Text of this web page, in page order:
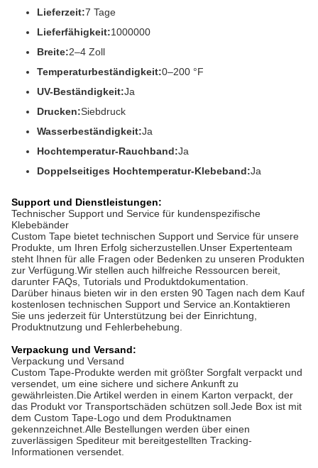
Lieferzeit:7 Tage
Lieferfähigkeit:1000000
Breite:2–4 Zoll
Temperaturbeständigkeit:0–200 °F
UV-Beständigkeit:Ja
Drucken:Siebdruck
Wasserbeständigkeit:Ja
Hochtemperatur-Rauchband:Ja
Doppelseitiges Hochtemperatur-Klebeband:Ja
Support und Dienstleistungen:
Technischer Support und Service für kundenspezifische
Klebebänder
Custom Tape bietet technischen Support und Service für unsere
Produkte, um Ihren Erfolg sicherzustellen.Unser Expertenteam
steht Ihnen für alle Fragen oder Bedenken zu unseren Produkten
zur Verfügung.Wir stellen auch hilfreiche Ressourcen bereit,
darunter FAQs, Tutorials und Produktdokumentation.
Darüber hinaus bieten wir in den ersten 90 Tagen nach dem Kauf
kostenlosen technischen Support und Service an.Kontaktieren
Sie uns jederzeit für Unterstützung bei der Einrichtung,
Produktnutzung und Fehlerbehebung.
Verpackung und Versand:
Verpackung und Versand
Custom Tape-Produkte werden mit größter Sorgfalt verpackt und
versendet, um eine sichere und sichere Ankunft zu
gewährleisten.Die Artikel werden in einem Karton verpackt, der
das Produkt vor Transportschäden schützen soll.Jede Box ist mit
dem Custom Tape-Logo und dem Produktnamen
gekennzeichnet.Alle Bestellungen werden über einen
zuverlässigen Spediteur mit bereitgestellten Tracking-
Informationen versendet.